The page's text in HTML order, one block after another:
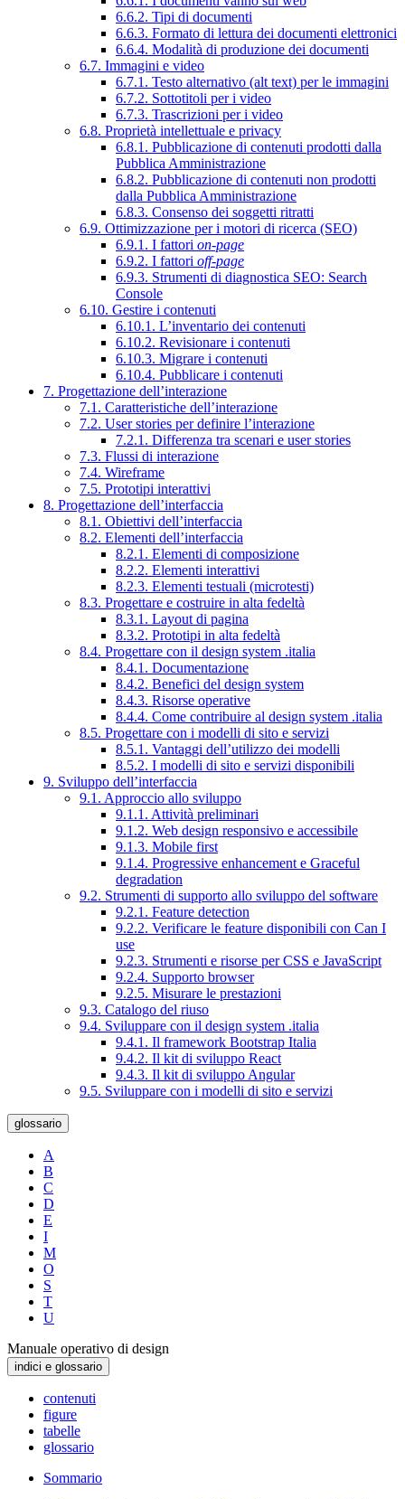
6.6.2. Tipi di documenti
6.6.3. Formato di lettura dei documenti elettronici
6.6.4. Modalità di produzione dei documenti
6.7. Immagini e video
6.7.1. Testo alternativo (alt text) per le immagini
6.7.2. Sottotitoli per i video
6.7.3. Trascrizioni per i video
6.8. Proprietà intellettuale e privacy
6.8.1. Pubblicazione di contenuti prodotti dalla
Pubblica Amministrazione
6.8.2. Pubblicazione di contenuti non prodotti
dalla Pubblica Amministrazione
6.8.3. Consenso dei soggetti ritratti
6.9. Ottimizzazione per i motori di ricerca (SEO)
6.9.1. I fattori on-page
6.9.2. I fattori off-page
6.9.3. Strumenti di diagnostica SEO: Search
Console
6.10. Gestire i contenuti
6.10.1. L’inventario dei contenuti
6.10.2. Revisionare i contenuti
6.10.3. Migrare i contenuti
6.10.4. Pubblicare i contenuti
7. Progettazione dell’interazione
7.1. Caratteristiche dell’interazione
7.2. User stories per definire l’interazione
7.2.1. Differenza tra scenari e user stories
7.3. Flussi di interazione
7.4. Wireframe
7.5. Prototipi interattivi
8. Progettazione dell’interfaccia
8.1. Obiettivi dell’interfaccia
8.2. Elementi dell’interfaccia
8.2.1. Elementi di composizione
8.2.2. Elementi interattivi
8.2.3. Elementi testuali (microtesti)
8.3. Progettare e costruire in alta fedeltà
8.3.1. Layout di pagina
8.3.2. Prototipi in alta fedeltà
8.4. Progettare con il design system .italia
8.4.1. Documentazione
8.4.2. Benefici del design system
8.4.3. Risorse operative
8.4.4. Come contribuire al design system .italia
8.5. Progettare con i modelli di sito e servizi
8.5.1. Vantaggi dell’utilizzo dei modelli
8.5.2. I modelli di sito e servizi disponibili
9. Sviluppo dell’interfaccia
9.1. Approccio allo sviluppo
9.1.1. Attività preliminari
9.1.2. Web design responsivo e accessibile
9.1.3. Mobile first
9.1.4. Progressive enhancement e Graceful
degradation
9.2. Strumenti di supporto allo sviluppo del software
9.2.1. Feature detection
9.2.2. Verificare le feature disponibili con Can I
use
9.2.3. Strumenti e risorse per CSS e JavaScript
9.2.4. Supporto browser
9.2.5. Misurare le prestazioni
9.3. Catalogo del riuso
9.4. Sviluppare con il design system .italia
9.4.1. Il framework Bootstrap Italia
9.4.2. Il kit di sviluppo React
9.4.3. Il kit di sviluppo Angular
9.5. Sviluppare con i modelli di sito e servizi
glossario
A
B
C
D
E
I
M
O
S
T
U
Manuale operativo di design
indici e glossario
contenuti
figure
tabelle
glossario
Sommario